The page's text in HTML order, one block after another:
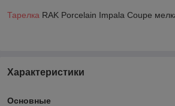
Тарелка RAK Porcelain Impala Coupe
Характеристики
Основные